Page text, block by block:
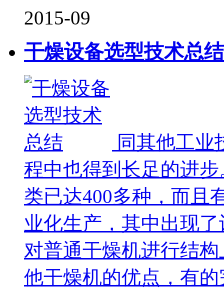
2015-09
干燥设备选型技术总结
同其他工业
程中也得到长足的进
类已达400多种，而且
业化生产，其中出现
对普通干燥机进行结
他干燥机的优点，有